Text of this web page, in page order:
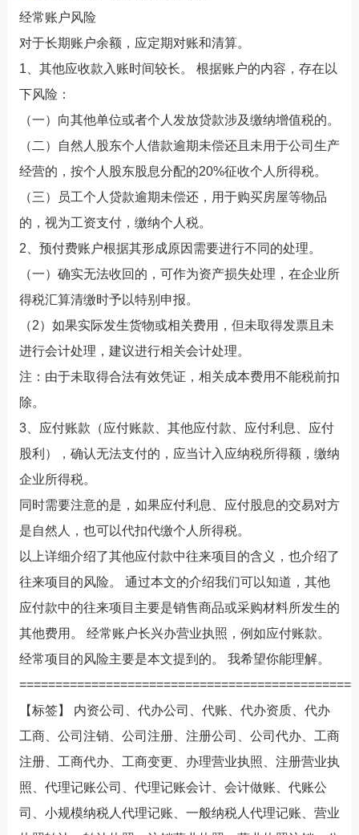
经常账户风险
对于长期账户余额，应定期对账和清算。
1、其他应收款入账时间较长。 根据账户的内容，存在以
下风险：
（一）向其他单位或者个人发放贷款涉及缴纳增值税的。
（二）自然人股东个人借款逾期未偿还且未用于公司生产
经营的，按个人股东股息分配的20%征收个人所得税。
（三）员工个人贷款逾期未偿还，用于购买房屋等物品
的，视为工资支付，缴纳个人税。
2、预付费账户根据其形成原因需要进行不同的处理。
（一）确实无法收回的，可作为资产损失处理，在企业所
得税汇算清缴时予以特别申报。
（2）如果实际发生货物或相关费用，但未取得发票且未
进行会计处理，建议进行相关会计处理。
注：由于未取得合法有效凭证，相关成本费用不能税前扣
除。
3、应付账款（应付账款、其他应付款、应付利息、应付
股利），确认无法支付的，应当计入应纳税所得额，缴纳
企业所得税。
同时需要注意的是，如果应付利息、应付股息的交易对方
是自然人，也可以代扣代缴个人所得税。
以上详细介绍了其他应付款中往来项目的含义，也介绍了
往来项目的风险。 通过本文的介绍我们可以知道，其他
应付款中的往来项目主要是销售商品或采购材料所发生的
其他费用。 经常账户长兴办营业执照 ，例如应付账款。
经常项目的风险主要是本文提到的。 我希望你能理解。
【标签】 内资公司、代办公司、代账、代办资质、代办
工商、公司注销、公司注册、注册公司、公司代办、工商
注册、工商代办、工商变更、办理营业执照、注册营业执
照、代理记账公司、代理记账会计、会计做账、代账公
司、小规模纳税人代理记账、一般纳税人代理记账、营业